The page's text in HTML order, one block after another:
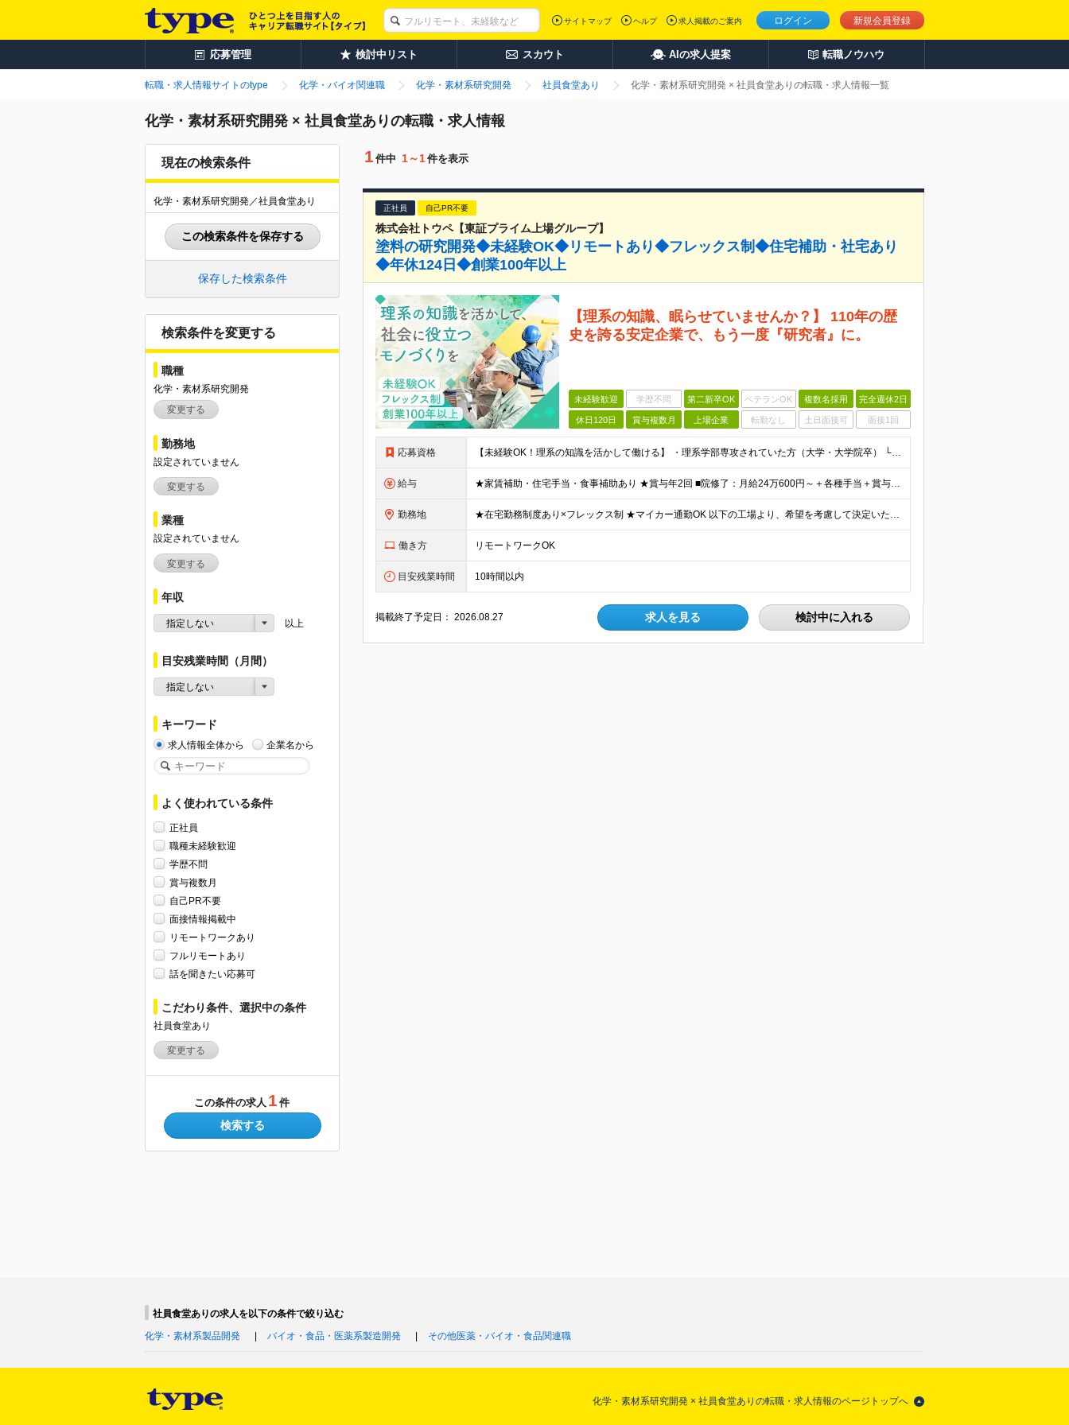
ログイン 新規会員登録
サイトマップ ヘルプ 求人掲載のご案内
応募管理 検討中リスト スカウト AIの求人提案 転職ノウハウ
転職・求人情報サイトのtype 化学・バイオ関連職 化学・素材系研究開発 社員食堂あり 化学・素材系研究開発 × 社員食堂ありの転職・求人情報一覧
化学・素材系研究開発 × 社員食堂ありの転職・求人情報
現在の検索条件
化学・素材系研究開発／社員食堂あり
この検索条件を保存する
保存した検索条件
検索条件を変更する
職種
化学・素材系研究開発
変更する
勤務地
設定されていません
変更する
業種
設定されていません
変更する
年収
指定しない 以上
目安残業時間（月間）
指定しない
キーワード
求人情報全体から 企業名から
よく使われている条件
正社員
職種未経験歓迎
学歴不問
賞与複数月
自己PR不要
面接情報掲載中
リモートワークあり
フルリモートあり
話を聞きたい応募可
こだわり条件、選択中の条件
社員食堂あり
変更する
この条件の求人 1 件
検索する
1 件中 1～1件を表示
正社員 自己PR不要
株式会社トウペ【東証プライム上場グループ】
塗料の研究開発◆未経験OK◆リモートあり◆フレックス制◆住宅補助・社宅あり
◆年休124日◆創業100年以上
【理系の知識、眠らせていませんか？】 110年の歴
史を誇る安定企業で、もう一度『研究者』に。
未経験歓迎 学歴不問 第二新卒OK ベテランOK 複数名採用 完全週休2日
休日120日 賞与複数月 上場企業 転勤なし 土日面接可 面接1回
応募資格 【未経験OK！理系の知識を活かして働ける】 ・理系学部専攻されていた方（大学・大学院卒） └化学、応用化学、材料、バイオ、農学、環境など ・第二新卒OK ※大卒以上 ＼ こんな方を歓迎します ／
給与 ★家賃補助・住宅手当・食事補助あり ★賞与年2回 ■院修了：月給24万600円～＋各種手当＋賞与年2回 ■大卒：月給22万7000円～＋各種手当＋賞与年2回 ※年齢・経験を考慮の上、決定します ※
勤務地 ★在宅勤務制度あり×フレックス制 ★マイカー通勤OK 以下の工場より、希望を考慮して決定いたします。 【茨城工場】茨城県古河市北利根8-5 【三重工場】三重県伊賀市柘植町2700 ※頻繁ではあり
働き方 リモートワークOK
目安残業時間 10時間以内
掲載終了予定日：2026.08.27 求人を見る 検討中に入れる
社員食堂ありの求人を以下の条件で絞り込む
化学・素材系製品開発
バイオ・食品・医薬系製造開発 その他医薬・バイオ・食品関連職
化学・素材系研究開発 × 社員食堂ありの転職・求人情報のページトップへ